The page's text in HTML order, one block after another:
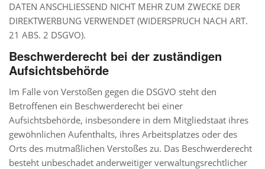
DATEN ANSCHLIESSEND NICHT MEHR ZUM ZWECKE DER
DIREKTWERBUNG VERWENDET (WIDERSPRUCH NACH ART.
21 ABS. 2 DSGVO).
Beschwerde­recht bei der zuständigen
Aufsichts­behörde
Im Falle von Verstößen gegen die DSGVO steht den
Betroffenen ein Beschwerderecht bei einer
Aufsichtsbehörde, insbesondere in dem Mitgliedstaat ihres
gewöhnlichen Aufenthalts, ihres Arbeitsplatzes oder des
Orts des mutmaßlichen Verstoßes zu. Das Beschwerderecht
besteht unbeschadet anderweitiger verwaltungsrechtlicher